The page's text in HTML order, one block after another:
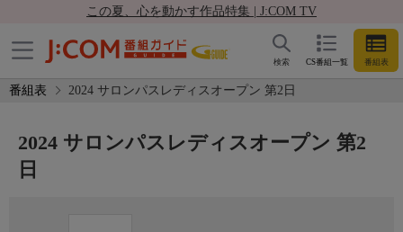
この夏、心を動かす作品特集 | J:COM TV
CS番組一覧 番組表
検索
番組表 2024 サロンパスレディスオープン 第2日
2024 サロンパスレディスオープン 第2
日